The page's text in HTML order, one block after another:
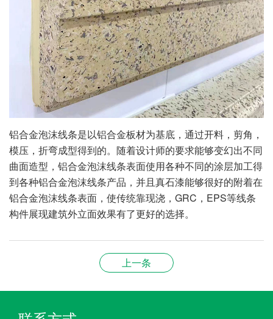
铝合金泡沫线条是以铝合金板材为基底，通过开料，剪角，
模压，折弯成型得到的。随着设计师的要求能够变幻出不同
曲面造型，铝合金泡沫线条表面使用各种不同的涂层加工得
到各种铝合金泡沫线条产品，并且真石漆能够很好的附着在
铝合金泡沫线条表面，使传统靠现浇，GRC，EPS等线条
构件展现建筑外立面效果有了更好的选择。
上一条